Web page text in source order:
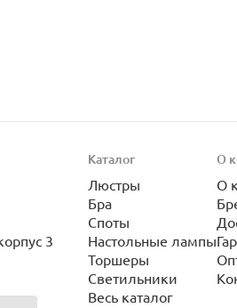
3
Каталог
Люстры
Бра
Споты
Настольные лампы
Торшеры
Светильники
Весь каталог
О
О